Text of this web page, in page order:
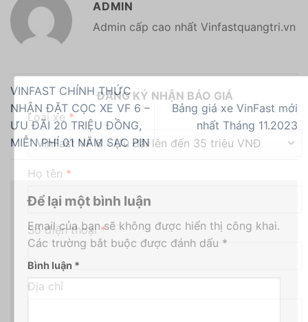
ADMIN
Admin cấp cao nhất Vinfastquangtri.vn
VINFAST CHÍNH THỨC
NHẬN ĐẶT CỌC XE VF 6 –
ƯU ĐÃI 20 TRIỆU ĐỒNG,
MIỄN PHÍ 01 NĂM SẠC PIN
Bảng giá xe VinFast mới
nhất Tháng 11.2023
Để lại một bình luận
Email của bạn sẽ không được hiển thị công khai.
Các trường bắt buộc được đánh dấu *
Bình luận *
ĐĂNG KÝ NHẬN BÁO GIÁ
Loại xe *
Họ tên *
Số điện thoại*
Địa chỉ